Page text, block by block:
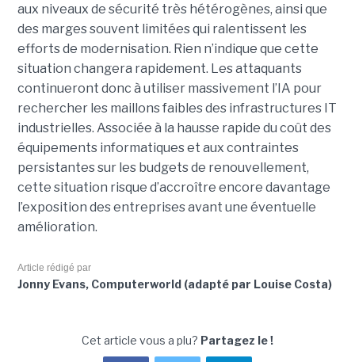
aux niveaux de sécurité très hétérogènes, ainsi que
des marges souvent limitées qui ralentissent les
efforts de modernisation. Rien n’indique que cette
situation changera rapidement. Les attaquants
continueront donc à utiliser massivement l’IA pour
rechercher les maillons faibles des infrastructures IT
industrielles. Associée à la hausse rapide du coût des
équipements informatiques et aux contraintes
persistantes sur les budgets de renouvellement,
cette situation risque d’accroître encore davantage
l’exposition des entreprises avant une éventuelle
amélioration.
Article rédigé par
Jonny Evans, Computerworld (adapté par Louise Costa)
Cet article vous a plu? Partagez le !